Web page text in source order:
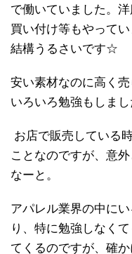
で働いていました。
買い付け等もやって
結構うるさいです☆
安い素材なのに高く売
いろいろ勉強もしまし
お店で販売している
ことなのですが、意
なーと。
アパレル業界の中に
り、特に勉強しなく
てくるのですが、確